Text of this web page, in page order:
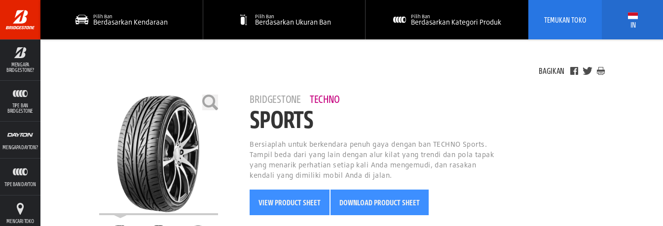
MENGAPA
BRIDGESTONE?
TIPE BAN
BRIDGESTONE
MENGAPA DAYTON?
TIPE BAN DAYTON
MENCARI TOKO
Pilih Ban
Berdasarkan Kendaraan
Pilih Ban
Berdasarkan Ukuran Ban
Pilih Ban
Berdasarkan Kategori Produk TEMUKAN TOKO IN
BAGIKAN
BRIDGESTONE TECHNO
SPORTS
Bersiaplah untuk berkendara penuh gaya dengan ban TECHNO Sports.
Tampil beda dari yang lain dengan alur kilat yang trendi dan pola tapak
yang menarik perhatian setiap kali Anda mengemudi, dan rasakan
kendali yang dimiliki mobil Anda di jalan.
VIEW PRODUCT SHEET DOWNLOAD PRODUCT SHEET